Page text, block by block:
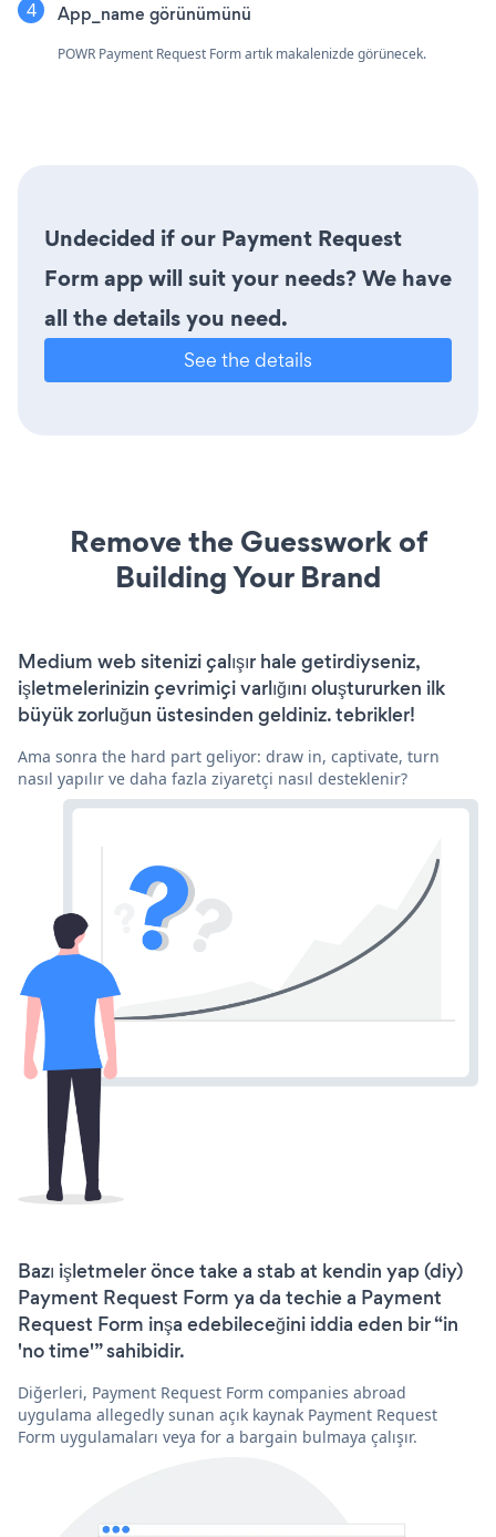
App_name görünümünü
POWR Payment Request Form artık makalenizde görünecek.
Undecided if our Payment Request
Form app will suit your needs? We have
all the details you need.
See the details
Remove the Guesswork of
Building Your Brand
Medium web sitenizi çalışır hale getirdiyseniz,
işletmelerinizin çevrimiçi varlığını oluştururken ilk
büyük zorluğun üstesinden geldiniz. tebrikler!
Ama sonra the hard part geliyor: draw in, captivate, turn
nasıl yapılır ve daha fazla ziyaretçi nasıl desteklenir?
Bazı işletmeler önce take a stab at kendin yap (diy)
Payment Request Form ya da techie a Payment
Request Form inşa edebileceğini iddia eden bir “in
'no time'” sahibidir.
Diğerleri, Payment Request Form companies abroad
uygulama allegedly sunan açık kaynak Payment Request
Form uygulamaları veya for a bargain bulmaya çalışır.